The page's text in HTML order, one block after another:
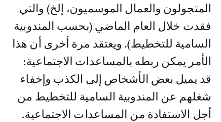
المتجولون والعمال الموسميون، إلخ) والتي
فقدت خلال العام الماضي (بحسب المندوبية
السامية للتخطيط). ويعتقد مرة أخرى أن هذا
الأمر يمكن ربطه بالمساعدات الاجتماعية:
قد يميل بعض الأشخاص إلى الكذب وإخفاء
شغلهم عن المندوبية السامية للتخطيط من
أجل الاستفادة من المساعدات الاجتماعية.